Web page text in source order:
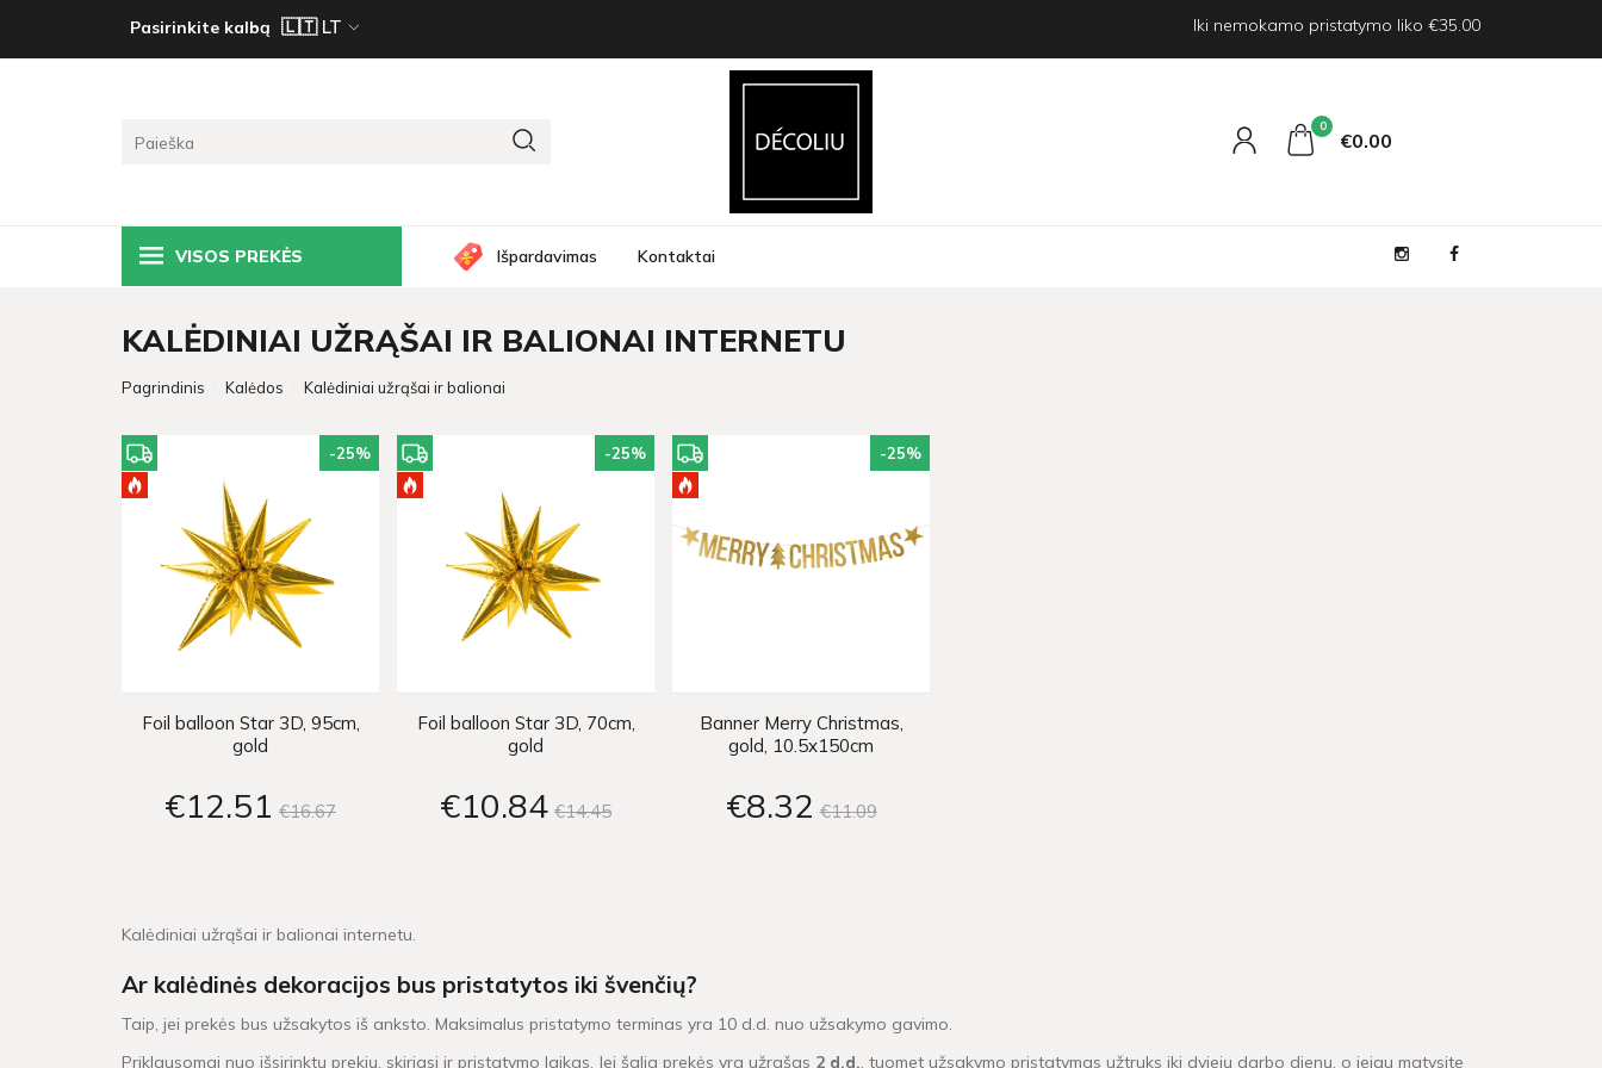
Pasirinkite kalbą Iki nemokamo pristatymo liko €35.00
0
€0 00
VISOS PREKĖS Išpardavimas Kontaktai
KALĖDINIAI UŽRĄŠAI IR BALIONAI INTERNETU
Pagrindinis Kalėdos Kalėdiniai užrąšai ir balionai
-25%
Foil balloon Star 3D, 95cm,
gold
€12 51 €1667
-25%
Foil balloon Star 3D, 70cm,
gold
€10 84 €1445
-25%
Banner Merry Christmas,
gold, 10.5x150cm
€8 32 €1109
Kalėdiniai užrąšai ir balionai internetu.
Ar kalėdinės dekoracijos bus pristatytos iki švenčių?
Taip, jei prekės bus užsakytos iš anksto. Maksimalus pristatymo terminas yra 10 d.d. nuo užsakymo gavimo.
Priklausomai nuo išsirinktų prekių, skiriasi ir pristatymo laikas. Jei šalia prekės yra užrašas 2 d.d., tuomet užsakymo pristatymas užtruks iki dviejų darbo dienų, o jeigu matysite